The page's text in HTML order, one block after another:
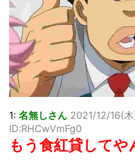
…背が高い娘
佐藤絢音ちゃん(11)が万バ
「洋画に日本版主題歌は
超能力が使えるようにな
その２
北原ももさんの挑発!!!
【画像】『プリズマ☆イリ
敵「ダンクーガは合体す
体する前から面白いんだよなぁ
まとめチェッカーは閉鎖し
す。
1: 名無しさん 2021/12/16(
ID:RHCwVmFg0
もう食紅貸してや